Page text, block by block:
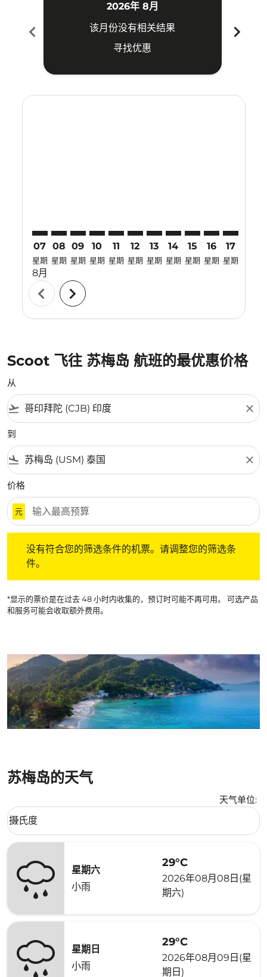
chevron_left
2026年 8月
该月份没有相关结果
寻找优惠
chevron_right
07
星期
8月
08
星期
09
星期
10
星期
11
星期
12
星期
13
星期
14
星期
15
星期
16
星期
17
星期
chevron_left chevron_right
Scoot 飞往 苏梅岛 航班的最优惠价格
从
flight_takeoff close
到
flight_land close
价格
元
没有符合您的筛选条件的机票。请调整您的筛选条
件。
*显示的票价是在过去 48 小时内收集的，预订时可能不再可用。 可选产品
和服务可能会收取额外费用。
苏梅岛的天气
天气单位:
Weather unit option 摄氏度 Selected
摄氏度
keyboard_arrow_down
星期六
小雨
29°C
2026年08月08日(星
期六)
星期日
小雨
29°C
2026年08月09日(星
期日)